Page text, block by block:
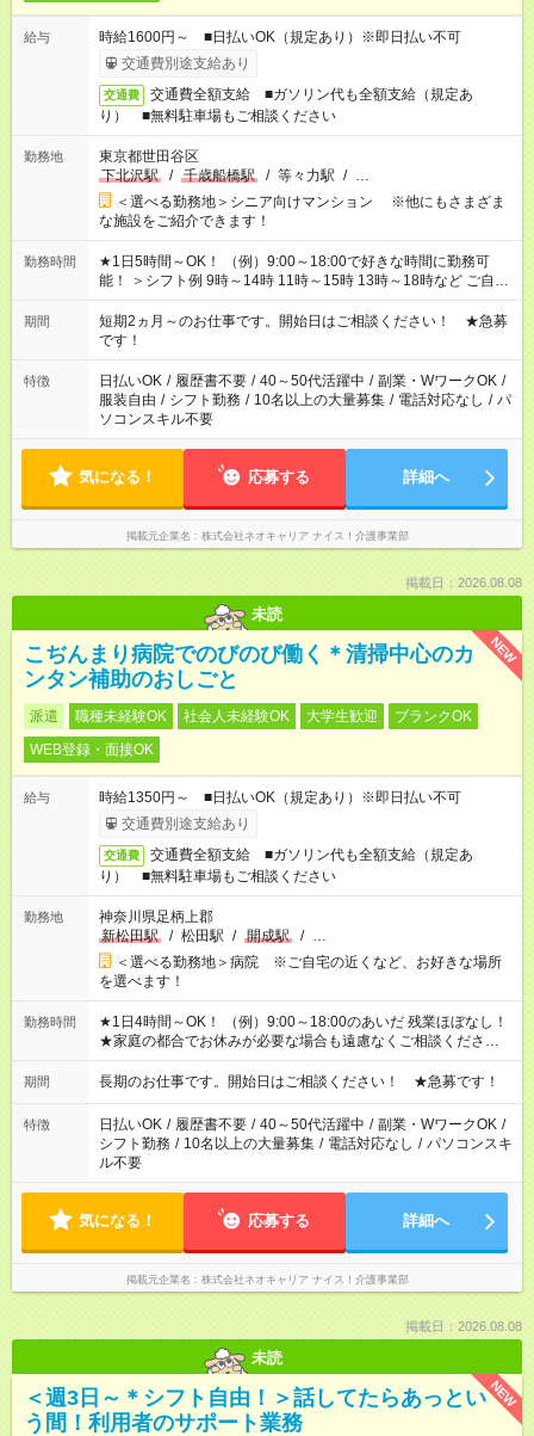
給与
時給1600円～ ■日払いOK（規定あり）※即日払い不可
交通費別途支給あり
交通費
交通費全額支給 ■ガソリン代も全額支給（規定あ
り） ■無料駐車場もご相談ください
勤務地
東京都世田谷区
下北沢駅
/ 千歳船橋駅 / 等々力駅 / …
＜選べる勤務地＞シニア向けマンション ※他にもさまざま
な施設をご紹介できます！
勤務時間
★1日5時間～OK！ （例）9:00～18:00で好きな時間に勤務可
能！ ＞シフト例 9時～14時 11時～15時 13時～18時など ご自身
のご都合に合わせて勤務時間をご相談ください！ ★家庭の都合
でお休みや時間の調整が必要な場合も遠慮なくご相談くださ
い。
期間
短期2ヵ月～のお仕事です。開始日はご相談ください！ ★急募
です！
特徴 日払いOK / 履歴書不要 / 40～50代活躍中 / 副業・WワークOK /
服装自由 / シフト勤務 / 10名以上の大量募集 / 電話対応なし / パ
ソコンスキル不要
気になる！ 応募する 詳細へ
掲載元企業名 株式会社ネオキャリア ナイス！介護事業部
掲載日：2026.08.08
未読
NEW
こぢんまり病院でのびのび働く＊清掃中心のカ
ンタン補助のおしごと
派遣 職種未経験OK 社会人未経験OK 大学生歓迎
ブランクOK
WEB登録・面接OK
給与
時給1350円～ ■日払いOK（規定あり）※即日払い不可
交通費別途支給あり
交通費
交通費全額支給 ■ガソリン代も全額支給（規定あ
り） ■無料駐車場もご相談ください
勤務地
神奈川県足柄上郡
新松田駅
/ 松田駅 / 開成駅 / …
＜選べる勤務地＞病院 ※ご自宅の近くなど、お好きな場所
を選べます！
勤務時間
★1日4時間～OK！ （例）9:00～18:00のあいだ 残業ほぼなし！
★家庭の都合でお休みが必要な場合も遠慮なくご相談ください。
※シフトはご希望に合わせて調整可能です。 その他、 ＊週4日・
1日7時間 ＊日勤のみ ＊土日休み ＊午前だけ・午後だけ ＊平日
仕事をご紹介できます！ 登録の際に、あなたのご希望をお聞か
せください。
期間 長期のお仕事です。開始日はご相談ください！ ★急募です！
特徴 日払いOK / 履歴書不要 / 40～50代活躍中 / 副業・WワークOK /
シフト勤務 / 10名以上の大量募集 / 電話対応なし / パソコンスキ
ル不要
気になる！ 応募する 詳細へ
掲載元企業名 株式会社ネオキャリア ナイス！介護事業部
掲載日：2026.08.08
未読
NEW
＜週3日～＊シフト自由！＞話してたらあっとい
う間！利用者のサポート業務